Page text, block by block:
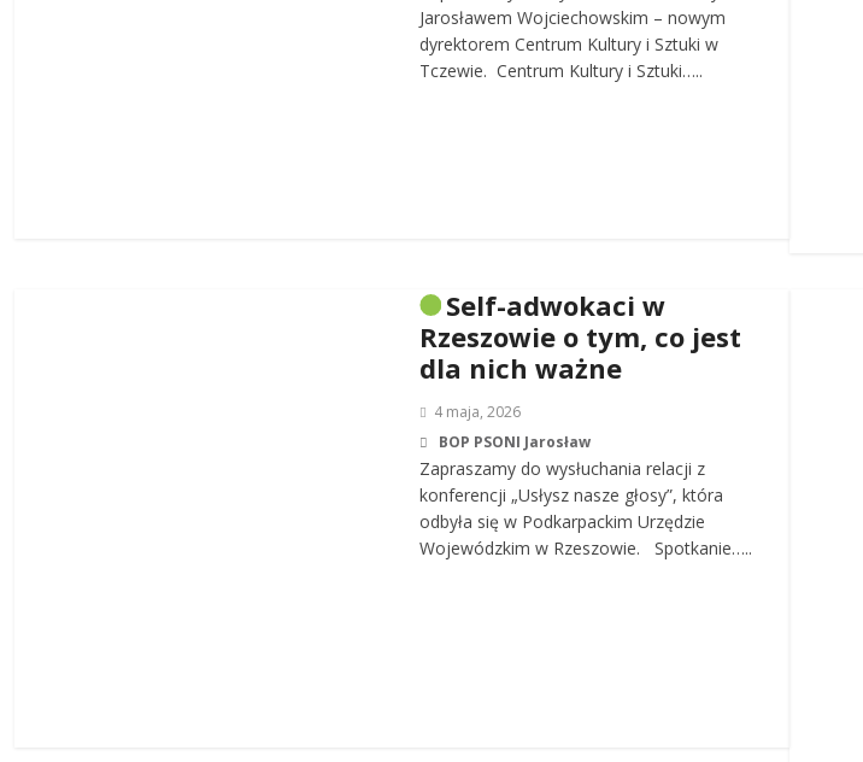
Jarosławem Wojciechowskim – nowym
dyrektorem Centrum Kultury i Sztuki w
Tczewie. Centrum Kultury i Sztuki…..
Self-adwokaci w
Rzeszowie o tym, co jest
dla nich ważne
4 maja, 2026
BOP PSONI Jarosław
Zapraszamy do wysłuchania relacji z
konferencji „Usłysz nasze głosy”, która
odbyła się w Podkarpackim Urzędzie
Wojewódzkim w Rzeszowie. Spotkanie…..